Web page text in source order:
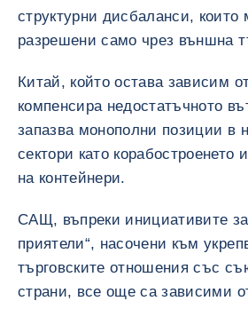
структурни дисбаланси, които
разрешени само чрез външна
Китай, който остава зависим
компенсира недостатъчното
запазва монополни позиции в
сектори като корабостроенето
на контейнери.
САЩ, въпреки инициативите за
приятели“, насочени към
търговските отношения със
страни, все още са зависими